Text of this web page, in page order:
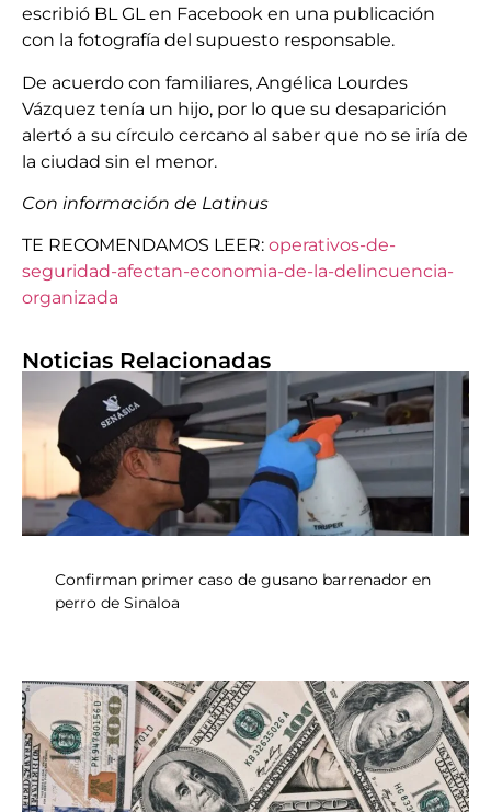
escribió BL GL en Facebook en una publicación
con la fotografía del supuesto responsable.
De acuerdo con familiares, Angélica Lourdes
Vázquez tenía un hijo, por lo que su desaparición
alertó a su círculo cercano al saber que no se iría de
la ciudad sin el menor.
Con información de Latinus
TE RECOMENDAMOS LEER: operativos-de-
seguridad-afectan-economia-de-la-delincuencia-
organizada
Noticias Relacionadas
Confirman primer caso de gusano barrenador en
perro de Sinaloa